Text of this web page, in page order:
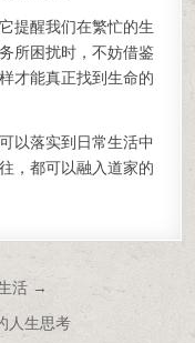
提醒我们在繁忙的生
所困扰时，不妨借鉴
才能真正找到生命的
以落实到日常生活中
，都可以融入道家的
活 →
人生思考